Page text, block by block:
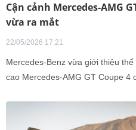
Cận cảnh Mercedes-AMG
vừa ra mắt
22/05/2026 17:21
Mercedes-Benz vừa giới thiệu
cao Mercedes-AMG GT Coupe 4